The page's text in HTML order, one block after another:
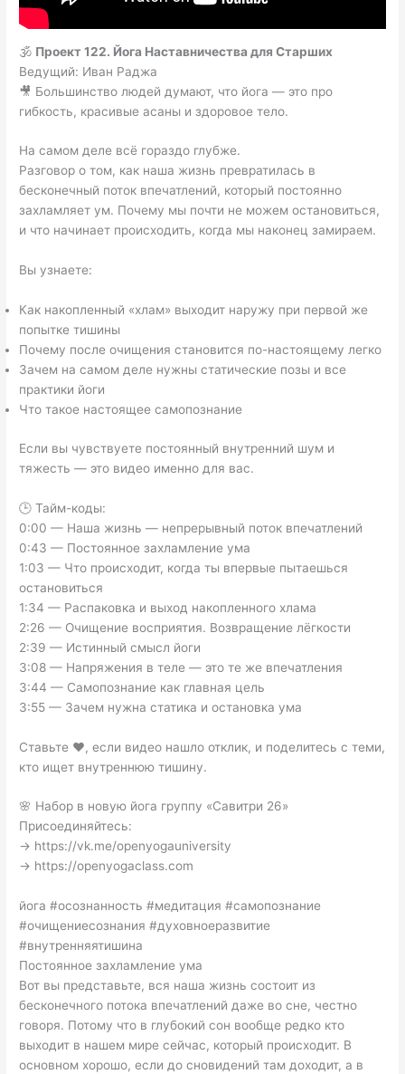
🕉️ Проект 122. Йога Наставничества для Старших
Ведущий: Иван Раджа
🎥 Большинство людей думают, что йога — это про
гибкость, красивые асаны и здоровое тело.
На самом деле всё гораздо глубже.
Разговор о том, как наша жизнь превратилась в
бесконечный поток впечатлений, который постоянно
захламляет ум. Почему мы почти не можем остановиться,
и что начинает происходить, когда мы наконец замираем.
Вы узнаете:
Как накопленный «хлам» выходит наружу при первой же
попытке тишины
Почему после очищения становится по-настоящему легко
Зачем на самом деле нужны статические позы и все
практики йоги
Что такое настоящее самопознание
Если вы чувствуете постоянный внутренний шум и
тяжесть — это видео именно для вас.
🕒 Тайм-коды:
0:00 — Наша жизнь — непрерывный поток впечатлений
0:43 — Постоянное захламление ума
1:03 — Что происходит, когда ты впервые пытаешься
остановиться
1:34 — Распаковка и выход накопленного хлама
2:26 — Очищение восприятия. Возвращение лёгкости
2:39 — Истинный смысл йоги
3:08 — Напряжения в теле — это те же впечатления
3:44 — Самопознание как главная цель
3:55 — Зачем нужна статика и остановка ума
Ставьте ❤️, если видео нашло отклик, и поделитесь с теми,
кто ищет внутреннюю тишину.
🌸 Набор в новую йога группу «Савитри 26»
Присоединяйтесь:
→ https://vk.me/openyogauniversity
→ https://openyogaclass.com
йога #осознанность #медитация #самопознание
#очищениесознания #духовноеразвитие
#внутренняятишина
Постоянное захламление ума
Вот вы представьте, вся наша жизнь состоит из
бесконечного потока впечатлений даже во сне, честно
говоря. Потому что в глубокий сон вообще редко кто
выходит в нашем мире сейчас, который происходит. В
основном хорошо, если до сновидений там доходит, а в